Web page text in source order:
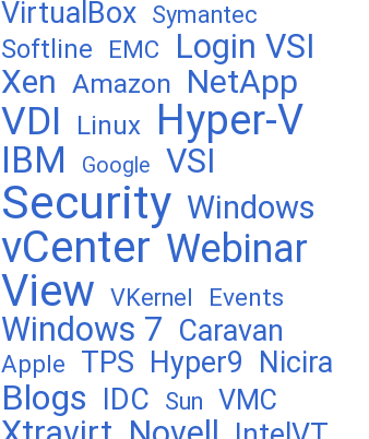
VirtualBox Symantec
Softline EMC
Login VSI
Xen Amazon NetApp
VDI Linux Hyper-V
IBM Google VSI
Security Windows
vCenter Webinar
View VKernel Events
Windows 7 Caravan
Apple TPS Hyper9 Nicira
Blogs IDC Sun VMC